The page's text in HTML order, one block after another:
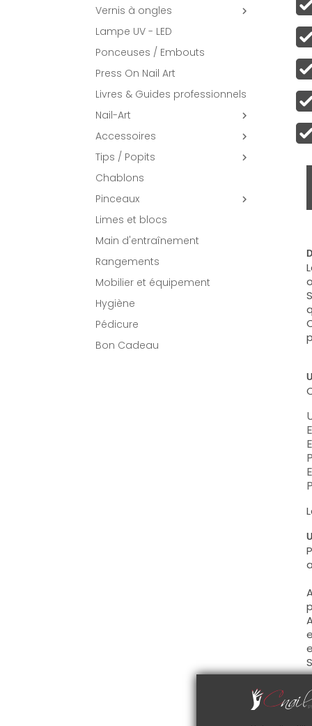
Vernis à ongles

Lampe UV - LED
Ponceuses / Embouts
Press On Nail Art
Livres & Guides professionnels
Nail-Art

Accessoires 
Tips / Popits 
Chablons
Pinceaux

Limes et blocs
Main d'entraînement
Rangements
Mobilier et équipement
Hygiène
Pédicure
Bon Cadeau